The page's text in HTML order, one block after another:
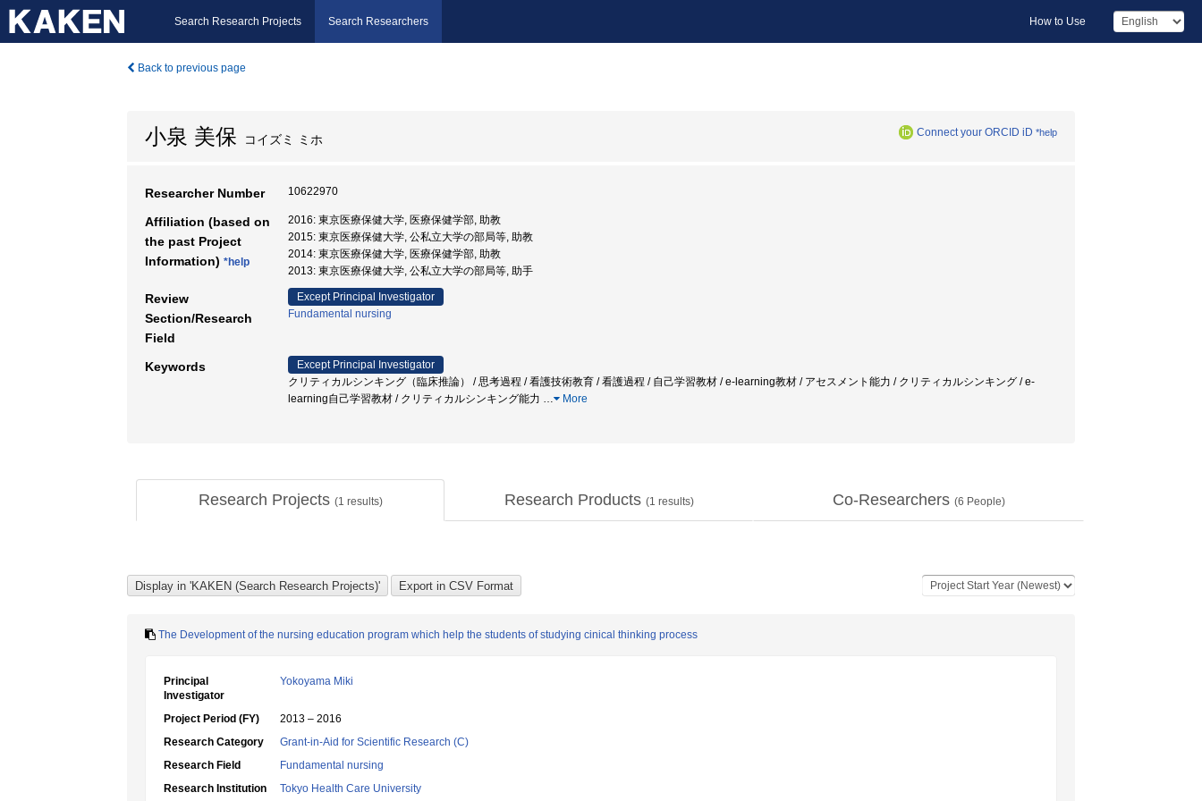
Search Research Projects Search Researchers How to Use
Back to previous page
小泉 美保 コイズミ ミホ Connect your ORCID iD *help
Researcher Number 10622970
Affiliation (based on
the past Project
Information) *help
2016: 東京医療保健大学, 医療保健学部, 助教
2015: 東京医療保健大学, 公私立大学の部局等, 助教
2014: 東京医療保健大学, 医療保健学部, 助教
2013: 東京医療保健大学, 公私立大学の部局等, 助手
Review
Section/Research
Field
Except Principal Investigator
Fundamental nursing
Keywords
Except Principal Investigator
クリティカルシンキング（臨床推論） / 思考過程 / 看護技術教育 / 看護過程 / 自己学習教材 / e-learning教材 / アセスメント能力 / クリティカルシンキング / e-
learning自己学習教材 / クリティカルシンキング能力 … More
Research Projects (1 results) Research Products (1 results) Co-Researchers (6 People)
The Development of the nursing education program which help the students of studying cinical thinking process
Principal
Investigator
Yokoyama Miki
Project Period (FY)
2013 – 2016
Research Category
Grant-in-Aid for Scientific Research (C)
Research Field
Fundamental nursing
Research Institution
Tokyo Health Care University